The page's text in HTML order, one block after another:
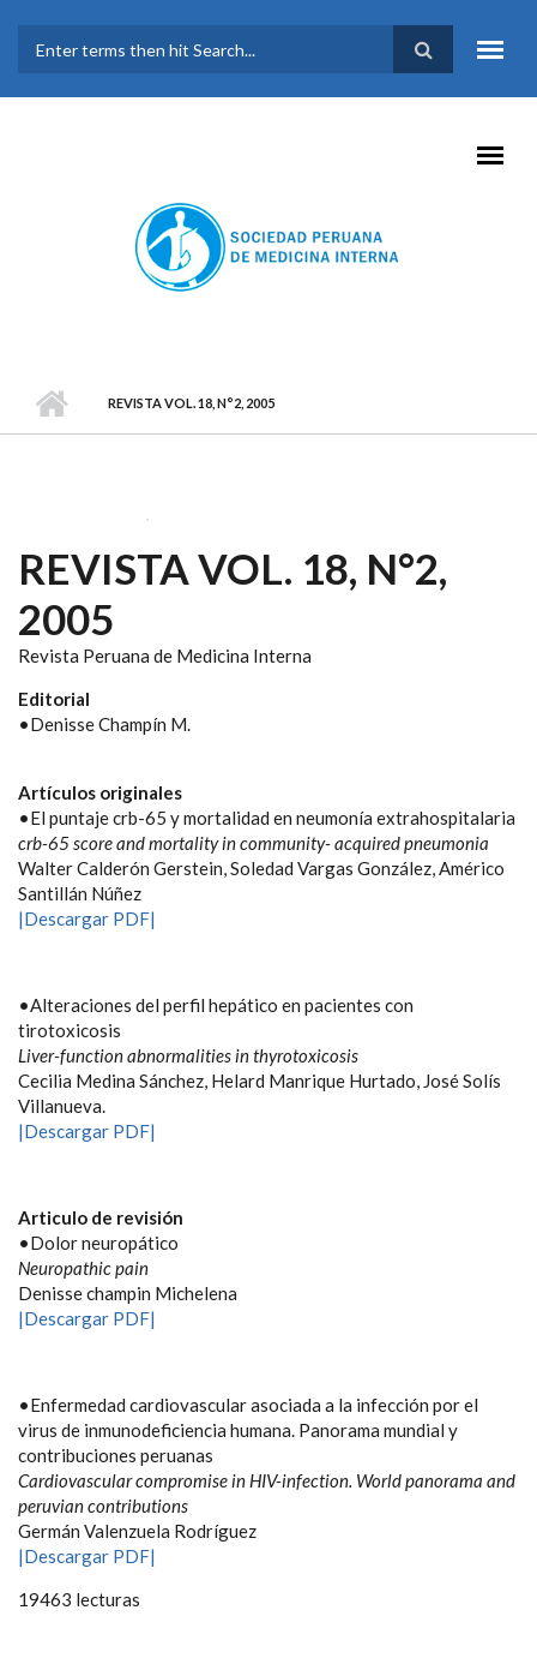
FORMULARIO DE
BÚSQUEDA
REVISTA VOL. 18, N°2, 2005
REVISTA VOL. 18, N°2,
2005
Revista Peruana de Medicina Interna
Editorial
•Denisse Champín M.
Artículos originales
•El puntaje crb-65 y mortalidad en neumonía extrahospitalaria
crb-65 score and mortality in community- acquired pneumonia
Walter Calderón Gerstein, Soledad Vargas González, Américo
Santillán Núñez
|Descargar PDF|
•Alteraciones del perfil hepático en pacientes con
tirotoxicosis
Liver-function abnormalities in thyrotoxicosis
Cecilia Medina Sánchez, Helard Manrique Hurtado, José Solís
Villanueva.
|Descargar PDF|
Articulo de revisión
•Dolor neuropático
Neuropathic pain
Denisse champin Michelena
|Descargar PDF|
•Enfermedad cardiovascular asociada a la infección por el
virus de inmunodeficiencia humana. Panorama mundial y
contribuciones peruanas
Cardiovascular compromise in HIV-infection. World panorama and
peruvian contributions
Germán Valenzuela Rodríguez
|Descargar PDF|
19463 lecturas